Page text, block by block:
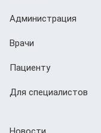
Администрация
Врачи
Пациенту
Для специалистов